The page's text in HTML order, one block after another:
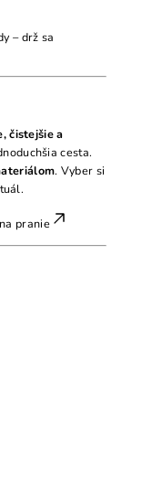
– drž sa
čistejšie a
cesta.
. Vyber si
pranie